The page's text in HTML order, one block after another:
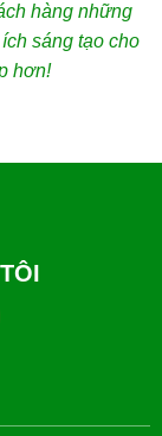
hàng những
sáng tạo cho
hơn!